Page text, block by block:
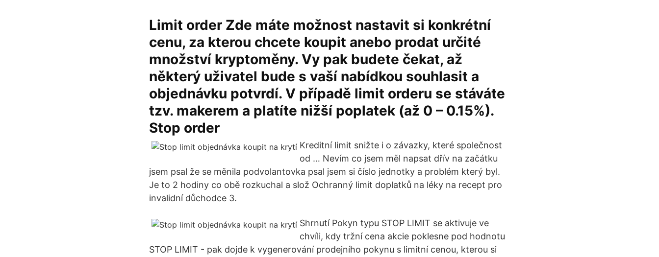
Limit order Zde máte možnost nastavit si konkrétní
cenu, za kterou chcete koupit anebo prodat určité
množství kryptoměny. Vy pak budete čekat, až
některý uživatel bude s vaší nabídkou souhlasit a
objednávku potvrdí. V případě limit orderu se stáváte
tzv. makerem a platíte nižší poplatek (až 0 – 0.15%).
Stop order
Kreditní limit snižte i o závazky, které společnost
od … Nevím co jsem měl napsat dřív na začátku
jsem psal že se měnila podvolantovka psal jsem si číslo jednotky a problém který byl.
Je to 2 hodiny co obě rozkuchal a slož Ochranný limit doplatků na léky na recept pro
invalidní důchodce 3.
Shrnutí Pokyn typu STOP LIMIT se aktivuje ve
chvíli, kdy tržní cena akcie poklesne pod hodnotu
STOP LIMIT - pak dojde k vygenerování prodejního pokynu s limitní cenou, kterou si